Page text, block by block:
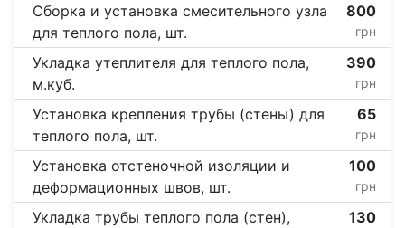
Сборка и установка смесительного узла
для теплого пола, шт.
800
грн
Укладка утеплителя для теплого пола,
м.куб.
390
грн
Установка крепления трубы (стены) для
теплого пола, шт.
65
грн
Установка отстеночной изоляции и
деформационных швов, шт.
100
грн
Укладка трубы теплого пола (стен),
130